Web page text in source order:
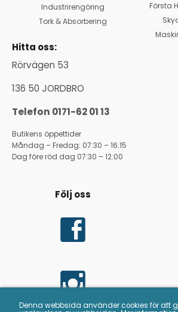
Denna webbsida använder cookies för att
Industrirengöring
Tork & Absorbering
Hitta oss:
Rörvägen 53
136 50 JORDBRO
Telefon 0171-62 01 13
Butikens öppettider
Måndag – Fredag: 07:30 – 16:15
Dag före röd dag 07:30 – 12:00
Första
Följ oss